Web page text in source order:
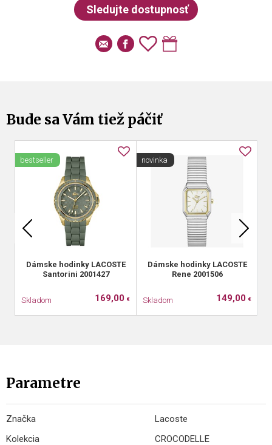
Bude sa Vám tiež páčiť
Dámske hodinky LACOSTE
Santorini 2001427
bestseller
Skladom 169,00 €
Dámske hodinky LACOSTE
Rene 2001506
novinka
Skladom 149,00 €
Parametre
Značka
Lacoste
Kolekcia
CROCODELLE